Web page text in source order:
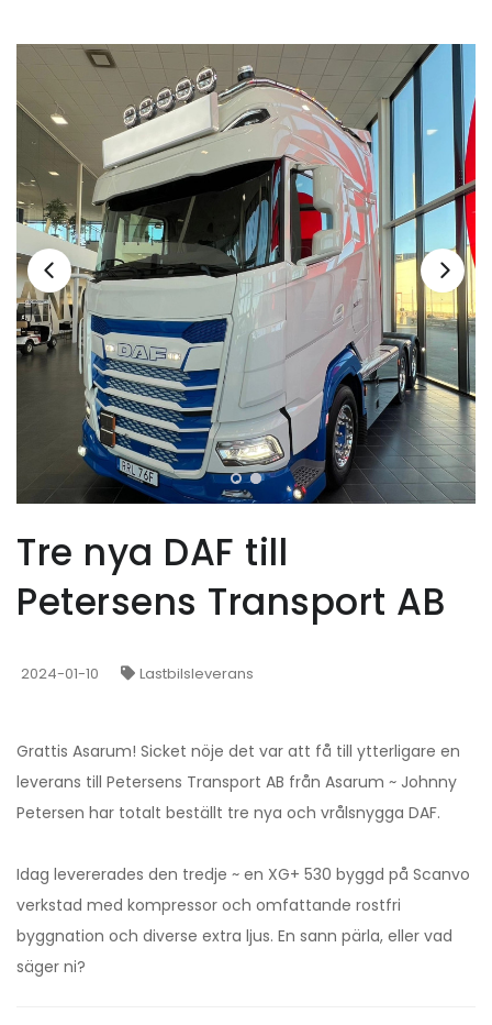
Tre nya DAF till
Petersens Transport AB
2024-01-10 Lastbilsleverans
Grattis Asarum! Sicket nöje det var att få till ytterligare en
leverans till Petersens Transport AB från Asarum ~ Johnny
Petersen har totalt beställt tre nya och vrålsnygga DAF.
Idag levererades den tredje ~ en XG+ 530 byggd på Scanvo
verkstad med kompressor och omfattande rostfri
byggnation och diverse extra ljus. En sann pärla, eller vad
säger ni?